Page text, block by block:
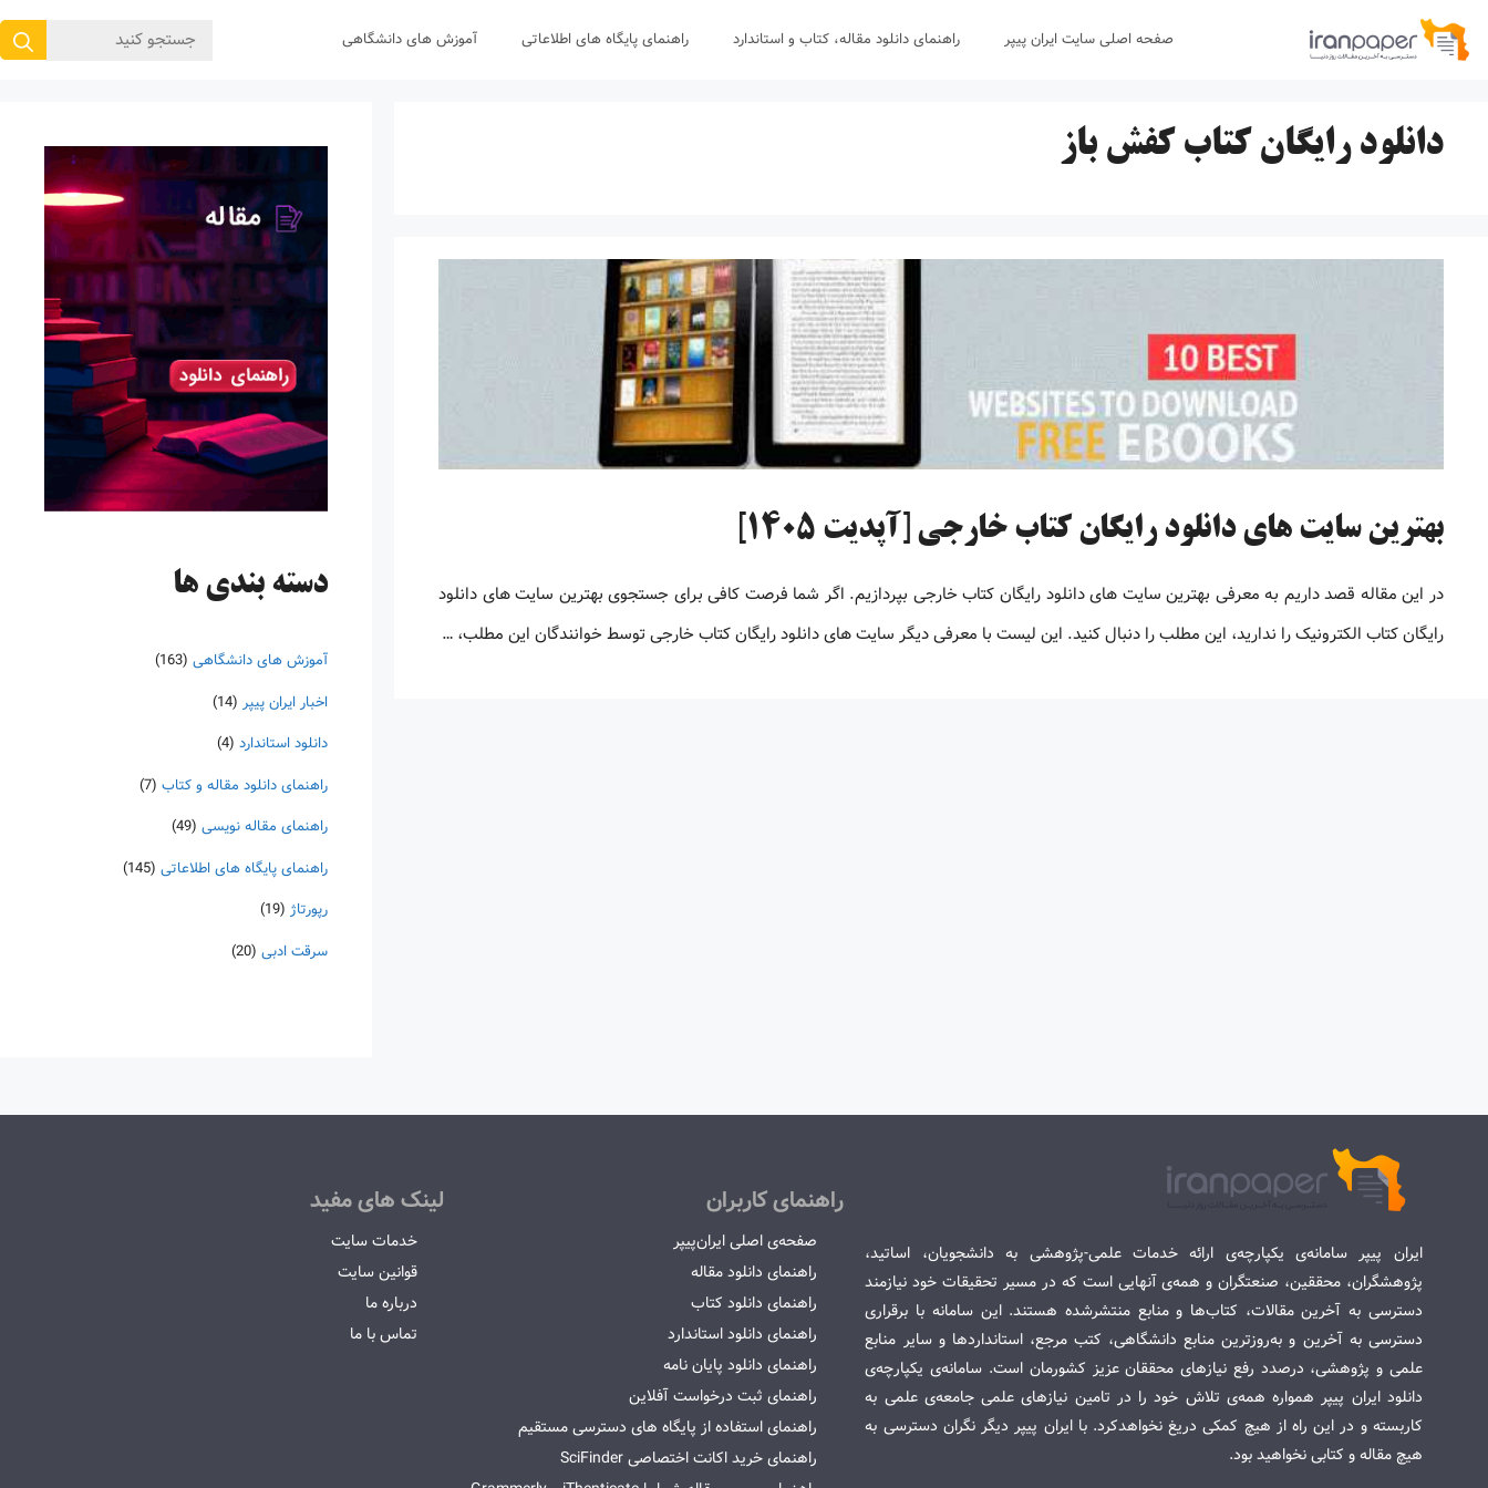
پرش
صفحه اصلی سایت ایران پیپر راهنمای دانلود مقاله، کتاب و استاندارد راهنمای پایگاه های اطلاعاتی آموزش های دانشگاهی
جستجوی
دانلود رایگان کتاب کفش باز
بهترین سایت های دانلود رایگان کتاب خارجی [آپدیت 1405]
در این مقاله قصد داریم به معرفی بهترین سایت های دانلود رایگان کتاب خارجی بپردازیم. اگر شما فرصت کافی برای جستجوی بهترین سایت های دانلود
رایگان کتاب الکترونیک را ندارید، این مطلب را دنبال کنید. این لیست با معرفی دیگر سایت های دانلود رایگان کتاب خارجی توسط خوانندگان این مطلب، …
دسته‌ بندی ها
آموزش های دانشگاهی (163)
اخبار ایران پیپر (14)
دانلود استاندارد (4)
راهنمای دانلود مقاله و کتاب (7)
راهنمای مقاله نویسی (49)
راهنمای پایگاه های اطلاعاتی (145)
رپورتاژ (19)
سرقت ادبی (20)
ایران پیپر سامانه‌ی یکپارچه‌ی ارائه خدمات علمی-پژوهشی به دانشجویان، اساتید،
پژوهشگران، محققین، صنعتگران و همه‌ی آنهایی است که در مسیر تحقیقات خود نیازمند
دسترسی به آخرین مقالات، کتاب‌ها و منابع منتشرشده هستند. این سامانه با برقراری
دسترسی به آخرین و به‌روزترین منابع دانشگاهی، کتب مرجع، استانداردها و سایر منابع
علمی و پژوهشی، درصدد رفع نیازهای محققان عزیز کشورمان است. سامانه‌ی یکپارچه‌ی
دانلود ایران پیپر همواره همه‌ی تلاش خود را در تامین نیازهای علمی جامعه‌ی علمی به
کاربسته و در این راه از هیچ کمکی دریغ نخواهدکرد. با ایران پیپر دیگر نگران دسترسی به
هیچ مقاله و کتابی نخواهید بود.
راهنمای کاربران
صفحه‌ی اصلی ایران‌پیپر
راهنمای دانلود مقاله
راهنمای دانلود کتاب
راهنمای دانلود استاندارد
راهنمای دانلود پایان نامه
راهنمای ثبت درخواست آفلاین
راهنمای استفاده از پایگاه های دسترسی مستقیم
راهنمای خرید اکانت اختصاصی SciFinder
لینک های مفید
خدمات سایت
قوانین سایت
درباره ما
تماس با ما